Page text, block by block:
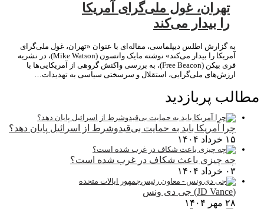
تهران، غول ملی‌گرای آمریکا
را بیدار می‌کند
به گزارش اطلس دیپلماسی، مقاله‌ای با عنوان «تهران، غول ملی‌گرای
آمریکا را بیدار می‌کند» نوشته مایک واتسون (Mike Watson)، در نشریه
فری بیکن (Free Beacon)، به بررسی واکنش گروهی از آمریکایی‌ها با
ارزش‌های ملی‌گرایی، استقلال و سرسختی سیاسی به تهدیدات…
مطالب پربازدید
چرا آمریکا باید به حمایت بی‌قیدوشرط از اسرائیل پایان دهد؟
۱۵ خرداد ۱۴۰۴
چه چیزی باعث شکاف در غرب شده است؟
۰۳ خرداد ۱۴۰۴
(JD Vance) جی دی ونس
۲۸ مهر ۱۴۰۴